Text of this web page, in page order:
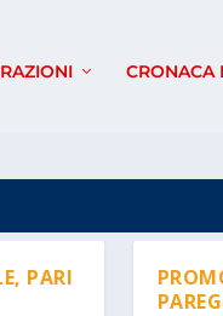
CRONACA
PARI